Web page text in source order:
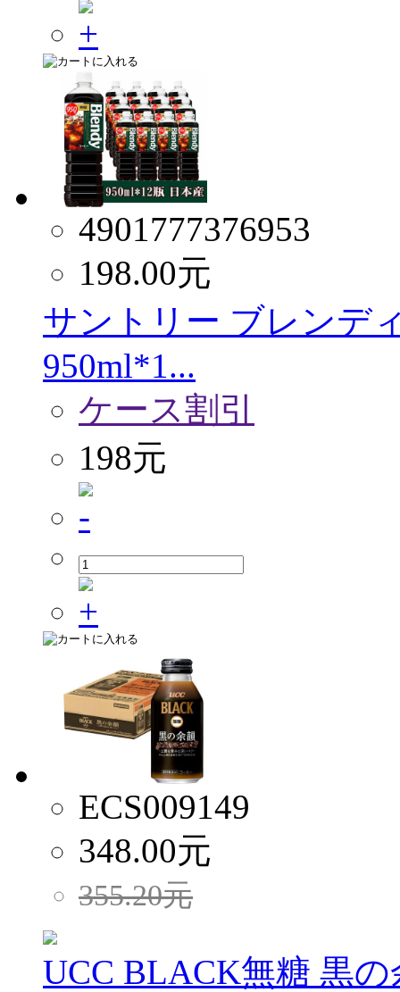
4901777376953
198.00元
サントリー ブレンデ
950ml*1...
ケース割引
198元
ECS009149
348.00元
355.20元
UCC BLACK無糖 黒の